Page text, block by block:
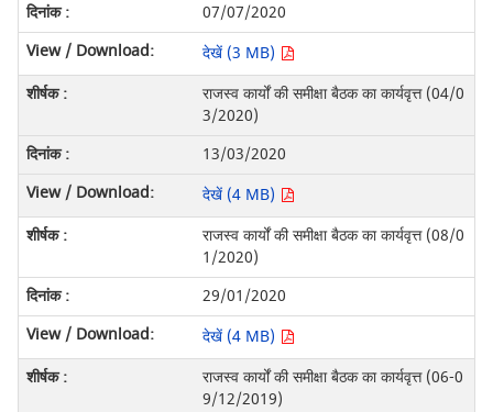
07/07/2020
देखें (3 MB)
राजस्व कार्यों की समीक्षा बैठक का कार्यवृत्त (04/0
3/2020)
13/03/2020
देखें (4 MB)
राजस्व कार्यों की समीक्षा बैठक का कार्यवृत्त (08/0
1/2020)
29/01/2020
देखें (4 MB)
राजस्व कार्यों की समीक्षा बैठक का कार्यवृत्त (06-0
9/12/2019)